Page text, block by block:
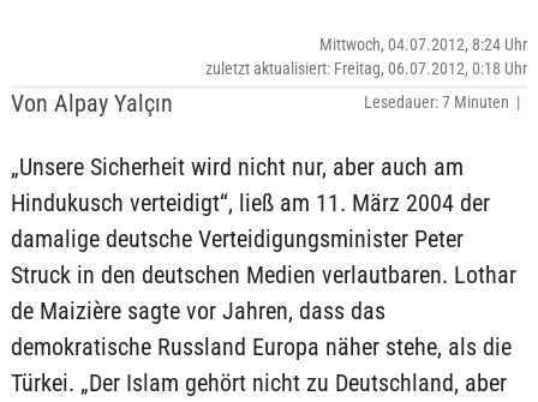
Von Alpay Yalçın
Mittwoch, 04.07.2012, 8:24 Uhr
zuletzt aktualisiert: Freitag, 06.07.2012, 0:18 Uhr
Lesedauer: 7 Minuten |
„Unsere Sicherheit wird nicht nur, aber auch am
Hindukusch verteidigt“, ließ am 11. März 2004 der
damalige deutsche Verteidigungsminister Peter
Struck in den deutschen Medien verlautbaren. Lothar
de Maizière sagte vor Jahren, dass das
demokratische Russland Europa näher stehe, als die
Türkei. „Der Islam gehört nicht zu Deutschland, aber